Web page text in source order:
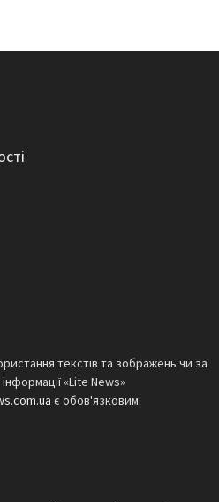
текстів та зображень чи за
«Lite News»
є обов'язковим.